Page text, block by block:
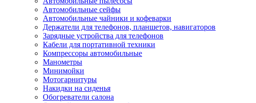
Автомобильные сейфы
Автомобильные чайники и кофеварки
Держатели для телефонов, планшетов, навигаторов
Зарядные устройства для телефонов
Кабели для портативной техники
Компрессоры автомобильные
Манометры
Минимойки
Мотогарнитуры
Накидки на сиденья
Обогреватели салона